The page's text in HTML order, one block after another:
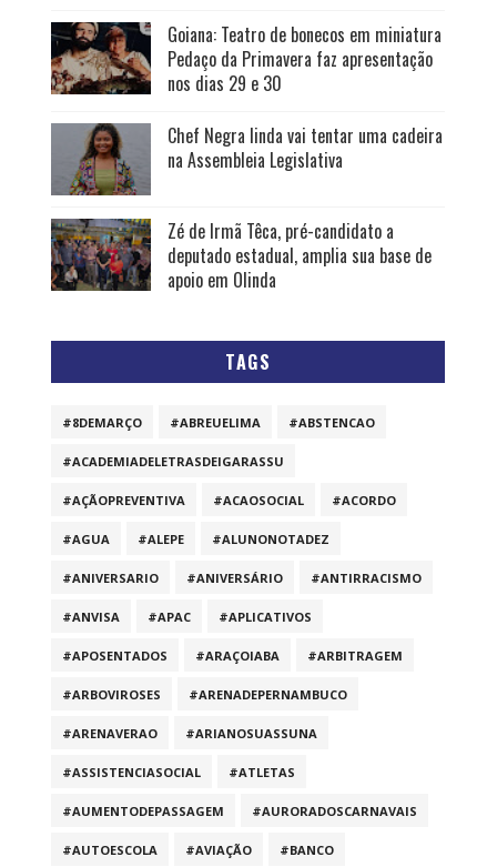
Goiana: Teatro de bonecos em miniatura
Pedaço da Primavera faz apresentação
nos dias 29 e 30
Chef Negra linda vai tentar uma cadeira
na Assembleia Legislativa
Zé de Irmã Têca, pré-candidato a
deputado estadual, amplia sua base de
apoio em Olinda
TAGS
#8DEMARÇO #ABREUELIMA #ABSTENCAO
#ACADEMIADELETRASDEIGARASSU
#AÇÃOPREVENTIVA #ACAOSOCIAL #ACORDO
#AGUA #ALEPE #ALUNONOTADEZ
#ANIVERSARIO #ANIVERSÁRIO #ANTIRRACISMO
#ANVISA #APAC #APLICATIVOS
#APOSENTADOS #ARAÇOIABA #ARBITRAGEM
#ARBOVIROSES #ARENADEPERNAMBUCO
#ARENAVERAO #ARIANOSUASSUNA
#ASSISTENCIASOCIAL #ATLETAS
#AUMENTODEPASSAGEM #AURORADOSCARNAVAIS
#AUTOESCOLA #AVIAÇÃO #BANCO